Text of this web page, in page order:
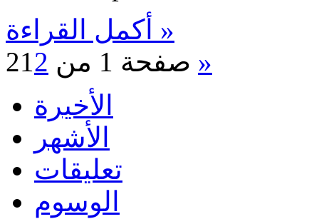
أكمل القراءة »
صفحة 1 من 2
12
»
الأخيرة
الأشهر
تعليقات
الوسوم